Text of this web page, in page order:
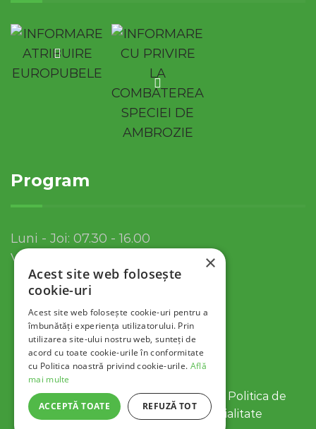
Program
Luni - Joi: 07.30 - 16.00
Vineri: 07.30 - 13.30
© 2022 Servicii Publice SA Tulcea |
Politica de
Politica de Confidentialitate
×
Acest site web folosește
cookie-uri
Acest site web folosește cookie-uri pentru a
îmbunătăți experiența utilizatorului. Prin
utilizarea site-ului nostru web, sunteți de
acord cu toate cookie-urile în conformitate
cu Politica noastră privind cookie-urile. Află
mai multe
ACCEPTĂ TOATE REFUZĂ TOT